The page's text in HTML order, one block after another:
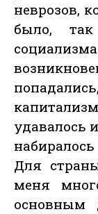
неврозов,
было,
удавалось
Для
меня
основным